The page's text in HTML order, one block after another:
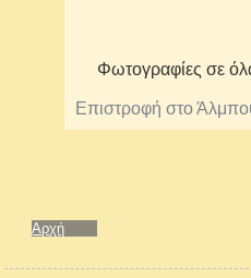
Φωτογραφίες σε
Επιστροφή στο
Αρχή